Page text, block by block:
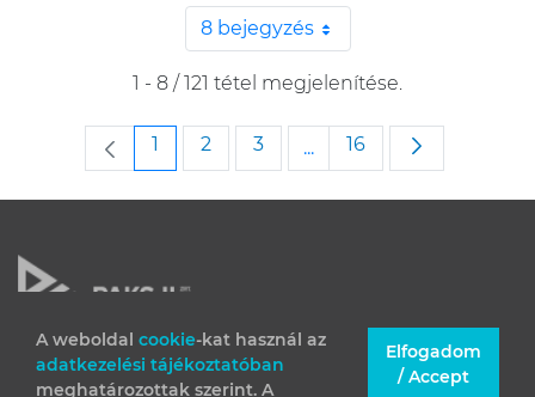
A weboldal cookie-kat használ az
adatkezelési tájékoztatóban
meghatározottak szerint. A
Elfogadom
/ Accept
8 bejegyzésOldalanként
1 - 8 / 121 tétel megjelenítése.
Oldal
1 Oldal
2 Oldal
3 ...
Köztes oldalak
Oldal
16
JOGI INFORMÁCIÓK